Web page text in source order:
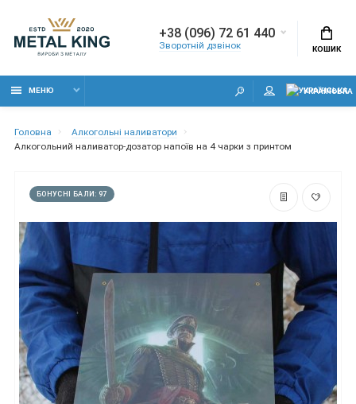
+38 (096) 72 61 440
Зворотній дзвінок КОШИК
МЕНЮ УКРАЇНСЬКА
Головна
Алкогольні наливатори
Алкогольний наливатор-дозатор напоїв на 4 чарки з принтом
БОНУСНІ БАЛИ: 97